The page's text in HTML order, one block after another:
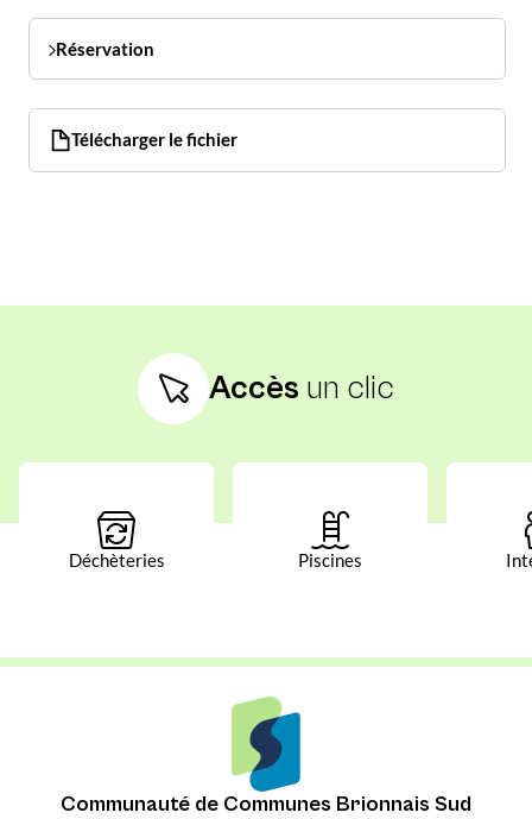
Réservation
Télécharger le fichier
Accès un clic
Déchèteries Piscines
Communauté de Communes Brionnais Sud